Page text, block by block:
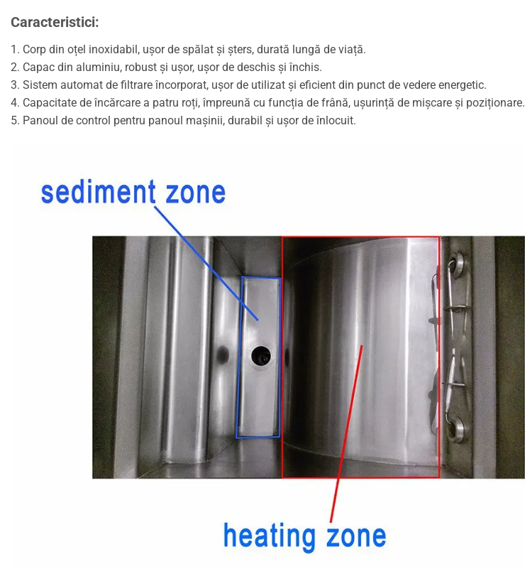
Caracteristici:
1. Corp din oțel inoxidabil, ușor de spălat și șters, durată lungă de viață.
2. Capac din aluminiu, robust și ușor, ușor de deschis și închis.
3. Sistem automat de filtrare încorporat, ușor de utilizat și eficient din punct de vedere energetic.
4. Capacitate de încărcare a patru roți, împreună cu funcția de frână, ușurință de mișcare și poziționare.
5. Panoul de control pentru panoul mașinii, durabil și ușor de înlocuit.